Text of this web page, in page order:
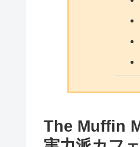
The Muffin